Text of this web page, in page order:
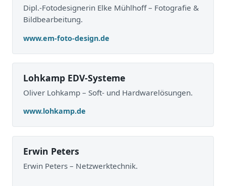
Dipl.-Fotodesignerin Elke Mühlhoff – Fotografie &
Bildbearbeitung.
www.em-foto-design.de
Lohkamp EDV-Systeme
Oliver Lohkamp – Soft- und Hardwarelösungen.
www.lohkamp.de
Erwin Peters
Erwin Peters – Netzwerktechnik.